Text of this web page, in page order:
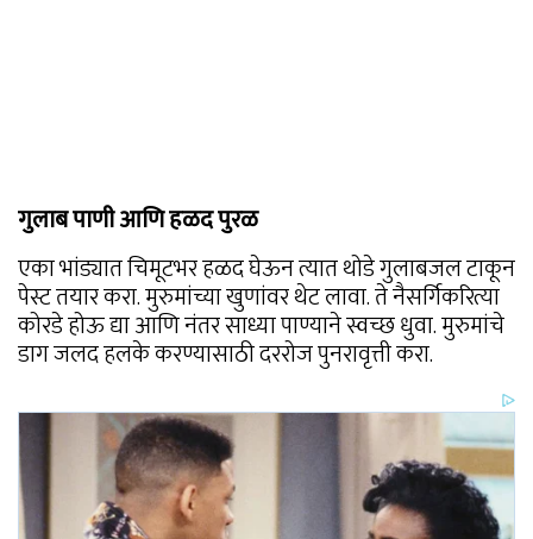
गुलाब पाणी आणि हळद पुरळ
एका भांड्यात चिमूटभर हळद घेऊन त्यात थोडे गुलाबजल टाकून
पेस्ट तयार करा. मुरुमांच्या खुणांवर थेट लावा. ते नैसर्गिकरित्या
कोरडे होऊ द्या आणि नंतर साध्या पाण्याने स्वच्छ धुवा. मुरुमांचे
डाग जलद हलके करण्यासाठी दररोज पुनरावृत्ती करा.